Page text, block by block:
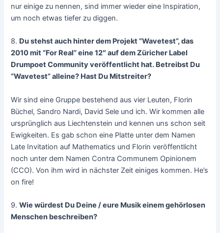
nur einige zu nennen, sind immer wieder eine Inspiration,
um noch etwas tiefer zu diggen.
8. Du stehst auch hinter dem Projekt “Wavetest”, das
2010 mit “For Real” eine 12″ auf dem Züricher Label
Drumpoet Community veröffentlicht hat. Betreibst Du
“Wavetest” alleine? Hast Du Mitstreiter?
Wir sind eine Gruppe bestehend aus vier Leuten, Florin
Büchel, Sandro Nardi, David Sele und ich. Wir kommen alle
ursprünglich aus Liechtenstein und kennen uns schon seit
Ewigkeiten. Es gab schon eine Platte unter dem Namen
Late Invitation auf Mathematics und Florin veröffentlicht
noch unter dem Namen Contra Communem Opinionem
(CCO). Von ihm wird in nächster Zeit einiges kommen. He’s
on fire!
9.Wie würdest Du Deine / eure Musik einem gehörlosen
Menschen beschreiben?